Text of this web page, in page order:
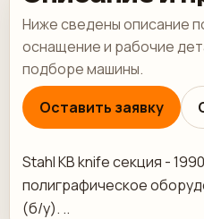
Ниже сведены описание
оснащение и рабочие
подборе машины.
Оставить заявку
Stahl KB knife секция -
полиграфическое
(б/у). ..